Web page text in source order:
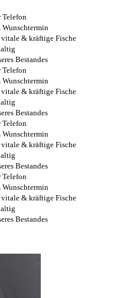
Telefon
Wunschtermin
vitale & kräftige Fische
Bestandes
Telefon
Wunschtermin
vitale & kräftige Fische
Bestandes
Telefon
Wunschtermin
vitale & kräftige Fische
Bestandes
Telefon
Wunschtermin
vitale & kräftige Fische
Bestandes